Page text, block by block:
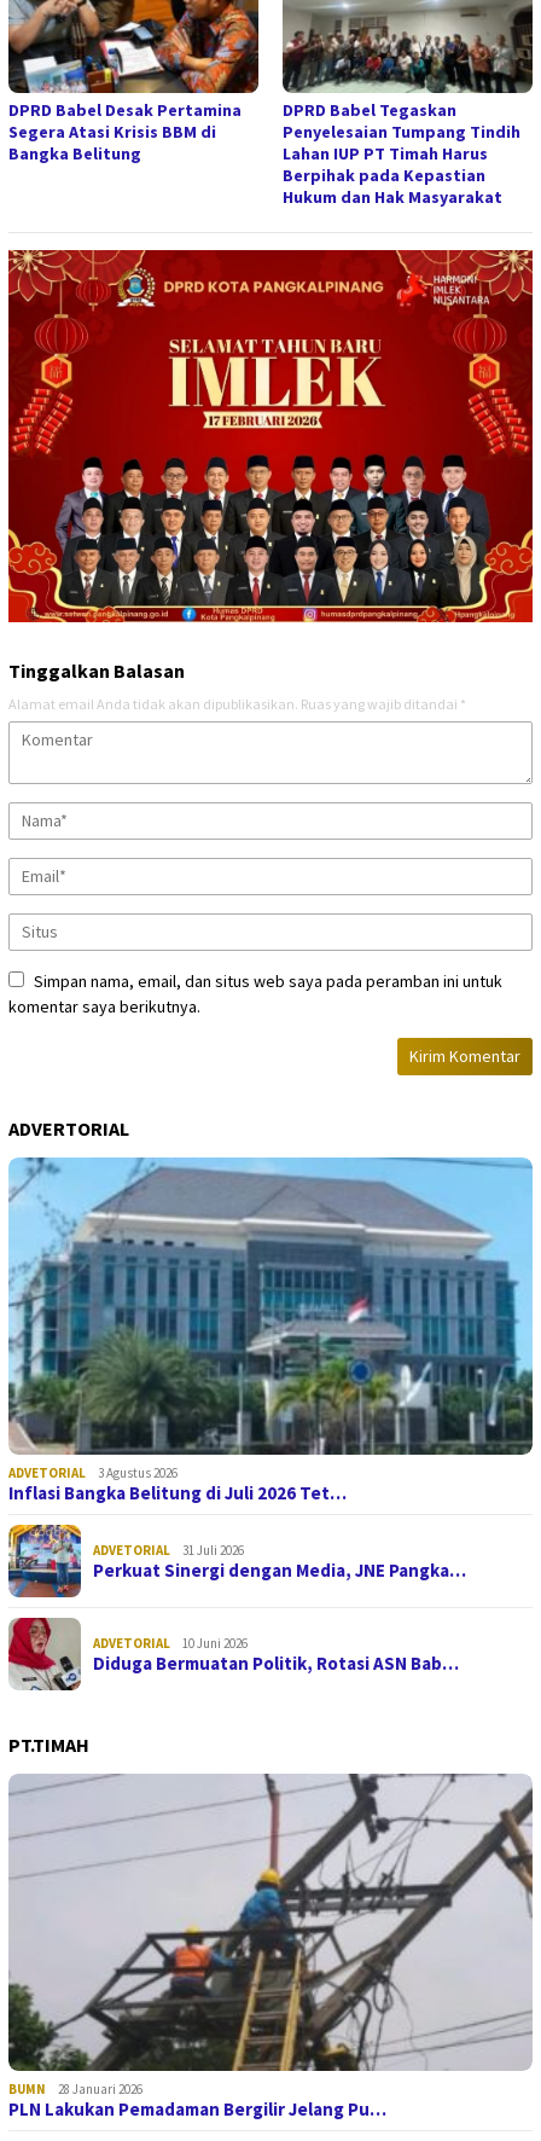
DPRD Babel Desak Pertamina
Segera Atasi Krisis BBM di
Bangka Belitung
DPRD Babel Tegaskan
Penyelesaian Tumpang Tindih
Lahan IUP PT Timah Harus
Berpihak pada Kepastian
Hukum dan Hak Masyarakat
Tinggalkan Balasan
Alamat email Anda tidak akan dipublikasikan. Ruas yang wajib ditandai *
Simpan nama, email, dan situs web saya pada peramban ini untuk
komentar saya berikutnya.
ADVERTORIAL
ADVETORIAL 3 Agustus 2026
Inflasi Bangka Belitung di Juli 2026 Tet…
ADVETORIAL 31 Juli 2026
Perkuat Sinergi dengan Media, JNE Pangka…
ADVETORIAL 10 Juni 2026
Diduga Bermuatan Politik, Rotasi ASN Bab…
PT.TIMAH
BUMN 28 Januari 2026
PLN Lakukan Pemadaman Bergilir Jelang Pu…